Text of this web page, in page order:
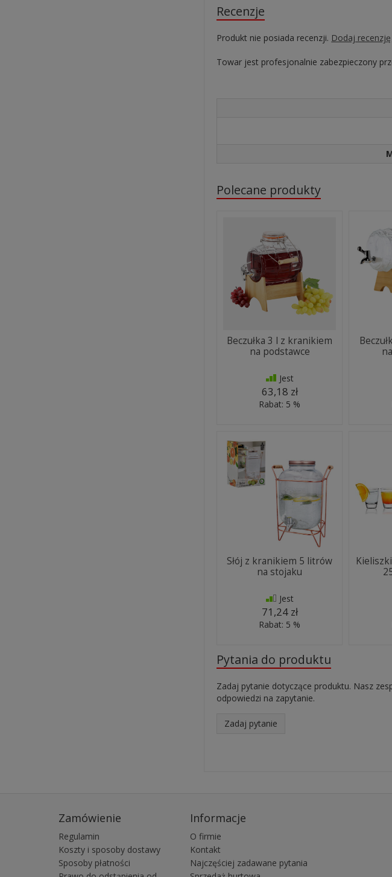
Recenzje
Produkt nie posiada recenzji. Dodaj recenzję
Towar jest profesjonalnie zabezpieczony
Polecane produkty
Beczułka 3 l z kranikiem
na podstawce
Jest
63,18 zł
Rabat: 5 %
Słój z kranikiem 5 litrów
na stojaku
Jest
71,24 zł
Rabat: 5 %
Pytania do produktu
Zadaj pytanie dotyczące produktu. Nasz
odpowiedzi na zapytanie.
Zadaj pytanie
Zamówienie
Regulamin
Koszty i sposoby dostawy
Sposoby płatności
Informacje
O firmie
Kontakt
Najczęściej zadawane pytania